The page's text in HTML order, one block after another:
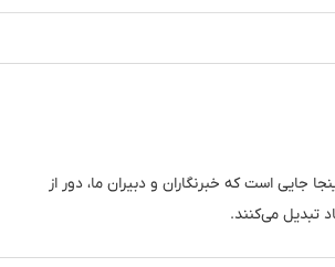
جایی است که خبرنگاران و دبیران ما، دور از
تبدیل می‌کنند.